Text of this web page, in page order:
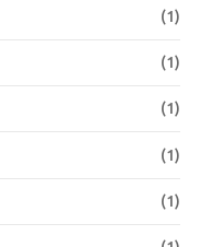
(1)
(1)
(1)
(1)
(1)